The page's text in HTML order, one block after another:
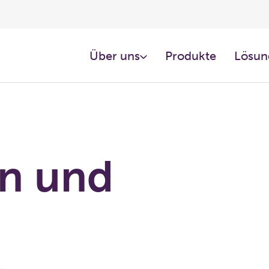
Über uns Produkte
und